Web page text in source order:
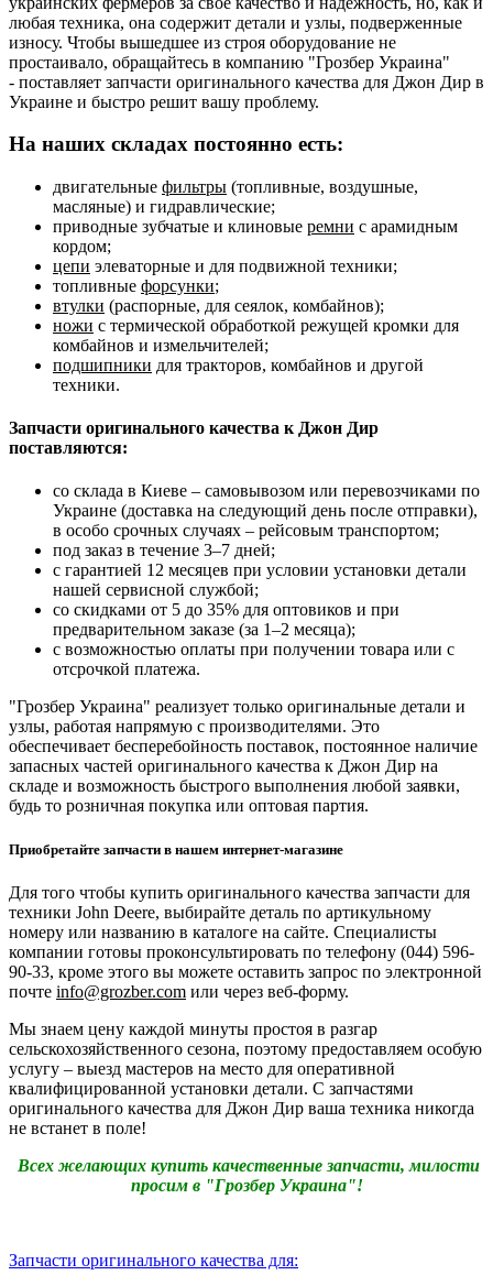
любая техника, она содержит детали и узлы, подверженные
износу. Чтобы вышедшее из строя оборудование не
простаивало, обращайтесь в компанию "Грозбер Украина"
- поставляет запчасти оригинального качества для Джон Дир в
Украине и быстро решит вашу проблему.
На наших складах постоянно есть:
двигательные фильтры (топливные, воздушные,
масляные) и гидравлические;
приводные зубчатые и клиновые ремни с арамидным
кордом;
цепи элеваторные и для подвижной техники;
топливные форсунки;
втулки (распорные, для сеялок, комбайнов);
ножи с термической обработкой режущей кромки для
комбайнов и измельчителей;
подшипники для тракторов, комбайнов и другой
техники.
Запчасти оригинального качества к Джон Дир
поставляются:
со склада в Киеве – самовывозом или перевозчиками по
Украине (доставка на следующий день после отправки),
в особо срочных случаях – рейсовым транспортом;
под заказ в течение 3–7 дней;
с гарантией 12 месяцев при условии установки детали
нашей сервисной службой;
со скидками от 5 до 35% для оптовиков и при
предварительном заказе (за 1–2 месяца);
с возможностью оплаты при получении товара или с
отсрочкой платежа.
"Грозбер Украина" реализует только оригинальные детали и
узлы, работая напрямую с производителями. Это
обеспечивает бесперебойность поставок, постоянное наличие
запасных частей оригинального качества к Джон Дир на
складе и возможность быстрого выполнения любой заявки,
будь то розничная покупка или оптовая партия.
Приобретайте запчасти в нашем интернет-магазине
Для того чтобы купить оригинального качества запчасти для
техники John Deere, выбирайте деталь по артикульному
номеру или названию в каталоге на сайте. Специалисты
компании готовы проконсультировать по телефону (044) 596-
90-33, кроме этого вы можете оставить запрос по электронной
почте info@grozber.com или через веб-форму.
Мы знаем цену каждой минуты простоя в разгар
сельскохозяйственного сезона, поэтому предоставляем особую
услугу – выезд мастеров на место для оперативной
квалифицированной установки детали. С запчастями
оригинального качества для Джон Дир ваша техника никогда
не встанет в поле!
Всех желающих купить качественные запчасти, милости
просим в "Грозбер Украина"!
Запчасти оригинального качества для: